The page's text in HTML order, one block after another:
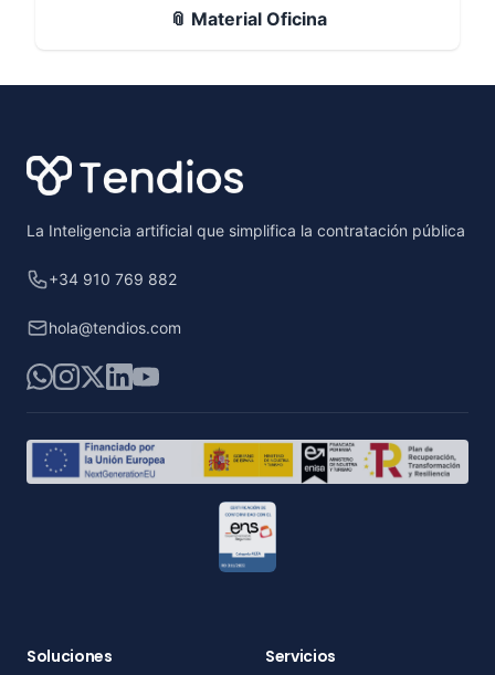
📎 Material Oficina
La Inteligencia artificial que simplifica la contratación pública
+34 910 769 882
hola@tendios.com
WhatsApp
Instagram
X LinkedIn
YouTube
Soluciones Servicios